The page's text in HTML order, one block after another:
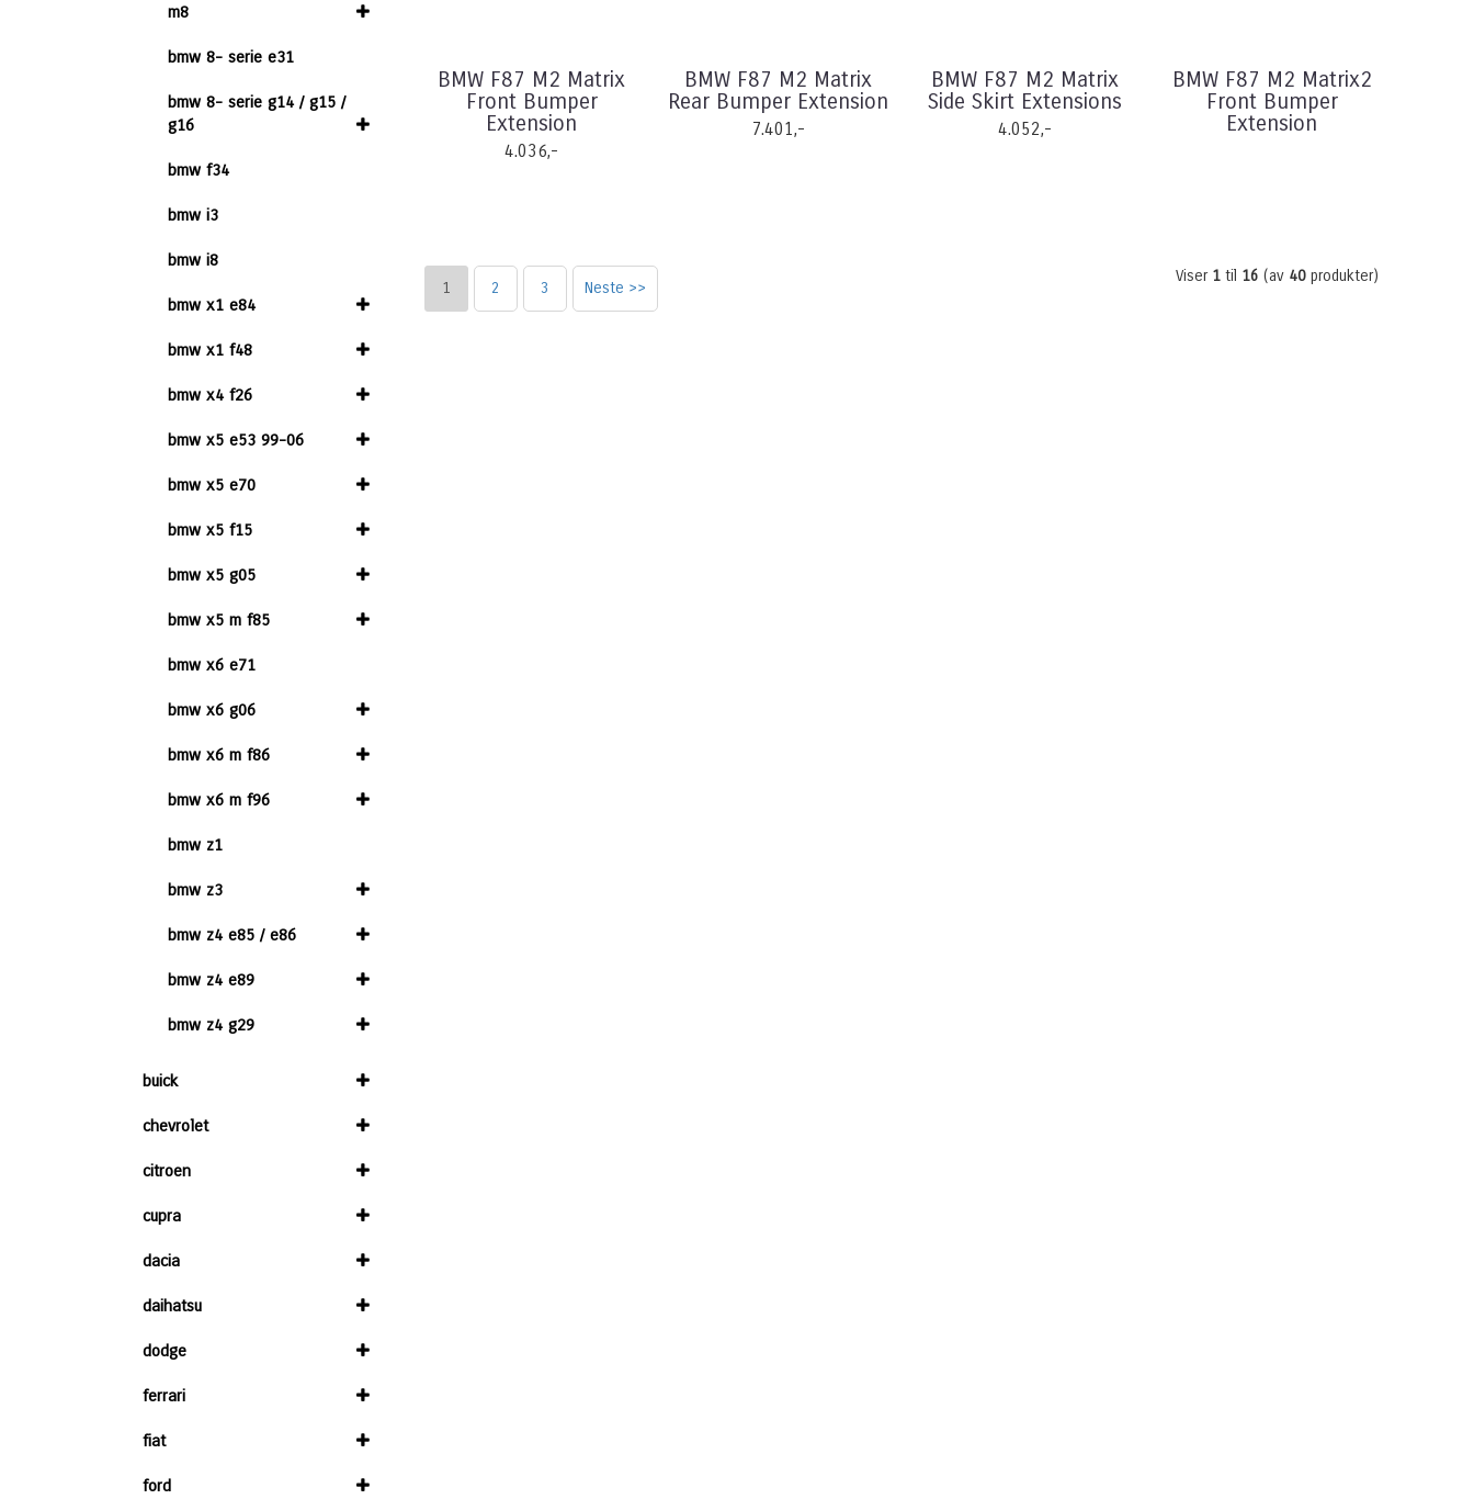
m8
bmw 8- serie e31
bmw 8- serie g14 / g15 /
g16
bmw f34
bmw i3
bmw i8
bmw x1 e84
bmw x1 f48
bmw x4 f26
bmw x5 e53 99-06
bmw x5 e70
bmw x5 f15
bmw x5 g05
bmw x5 m f85
bmw x6 e71
bmw x6 g06
bmw x6 m f86
bmw x6 m f96
bmw z1
bmw z3
bmw z4 e85 / e86
bmw z4 e89
bmw z4 g29
buick
chevrolet
citroen
cupra
dacia
daihatsu
dodge
ferrari
fiat
ford
BMW F87 M2 Matrix
Front Bumper
Extension
4.036,-
BMW F87 M2 Matrix
Rear Bumper Extension
7.401,-
BMW F87 M2 Matrix
Side Skirt Extensions
4.052,-
BMW F87 M2 Matrix2
Front Bumper
Extension
1 2 3 Neste >>
Viser 1 til 16 (av 40 produkter)